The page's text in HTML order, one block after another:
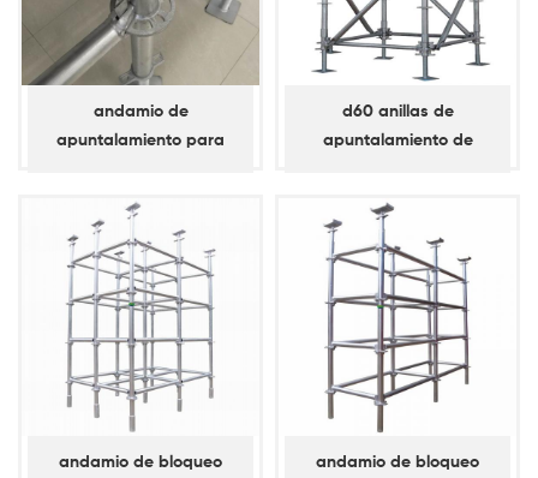
andamio de
apuntalamiento para
horizontal
d60 anillas de
apuntalamiento de
apuntalamiento diagonal
andamio de bloqueo
andamio de bloqueo